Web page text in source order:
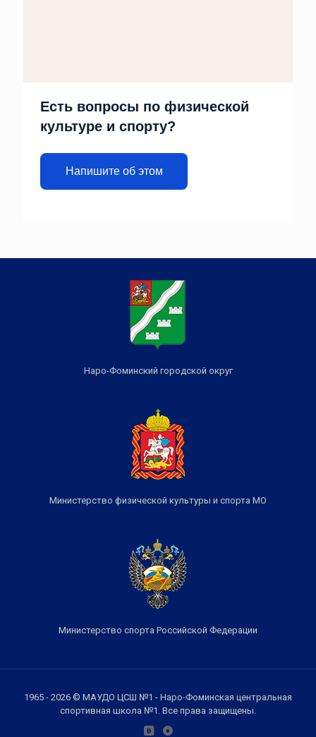
Есть вопросы по физической
культуре и спорту?
Напишите об этом
Наро-Фоминский городской округ
Министерство физической культуры и спорта МО
Министерство спорта Российской Федерации
1965 - 2026 © МАУДО ЦСШ №1 - Наро-Фоминская центральная
спортивная школа №1. Все права защищены.